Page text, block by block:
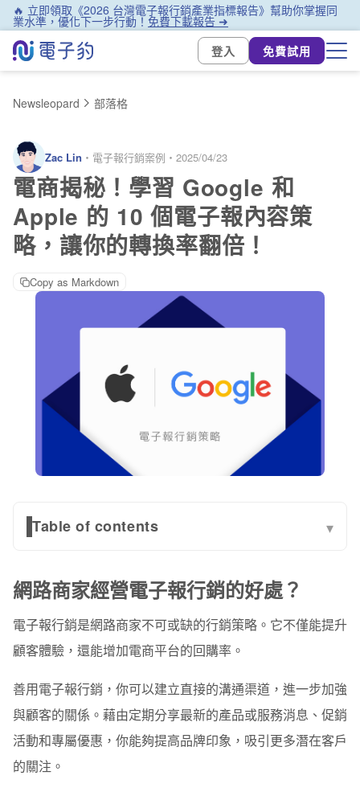
🔥 立即領取《2026 台灣電子報行銷產業指標報告》幫助你掌握同
業水準，優化下一步行動！免費下載報告 ➜
登入
免費試用
Newsleopard 部落格
Zac Lin ・ 電子報行銷案例 ・ 2025/04/23
電商揭秘！學習 Google 和
Apple 的 10 個電子報內容策
略，讓你的轉換率翻倍！
Copy as Markdown
Table of contents ▾
品牌電商如何開始電子報行銷？
關鍵一：提供誘人的內容，收集真正有效的電子報行銷
名單
掌握「顧客旅程」關鍵時刻，贏得潛在客戶的青睞
第一階段：認知 Awareness
網路商家經營電子報行銷的好處？
電子報行銷是網路商家不可或缺的行銷策略。它不僅能提升
顧客體驗，還能增加電商平台的回購率。
善用電子報行銷，你可以建立直接的溝通渠道，進一步加強
與顧客的關係。藉由定期分享最新的產品或服務消息、促銷
活動和專屬優惠，你能夠提高品牌印象，吸引更多潛在客戶
的關注。